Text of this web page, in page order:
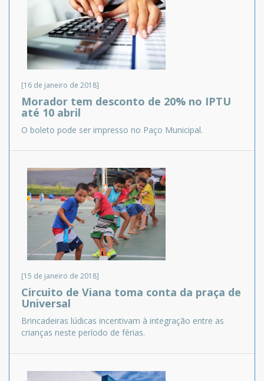
[16 de janeiro de 2018]
Morador tem desconto de 20% no IPTU
até 10 abril
O boleto pode ser impresso no Paço Municipal.
[15 de janeiro de 2018]
Circuito de Viana toma conta da praça de
Universal
Brincadeiras lúdicas incentivam à integração entre as
crianças neste período de férias.